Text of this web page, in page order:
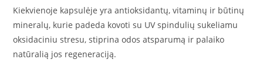
Kiekvienoje kapsulėje yra antioksidantų, vitaminų ir būtinų
mineralų, kurie padeda kovoti su UV spindulių sukeliamu
oksidaciniu stresu, stiprina odos atsparumą ir palaiko
natūralią jos regeneraciją.